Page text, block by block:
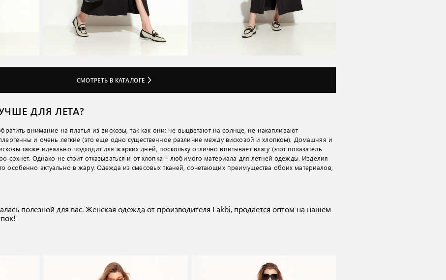
СМОТРЕТЬ В КАТАЛОГЕ
ДЛЯ ЛЕТА?
внимание на платья из вискозы, так как они: не выцветают на солнце, не накапливают
и очень легкие (это еще одно существенное различие между вискозой и хлопком). Домашняя и
также идеально подходит для жарких дней, поскольку отлично впитывает влагу (этот показатель
сохнет. Однако не стоит отказываться и от хлопка – любимого материала для летней одежды. Изделия
особенно актуально в жару. Одежда из смесовых тканей, сочетающих преимущества обоих материалов,
полезной для вас.Женская одежда от производителя Lakbi, продается оптом на нашем